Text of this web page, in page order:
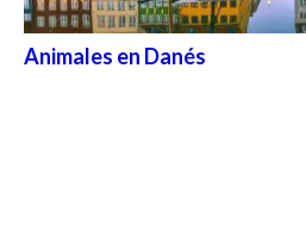
Animales en Danés